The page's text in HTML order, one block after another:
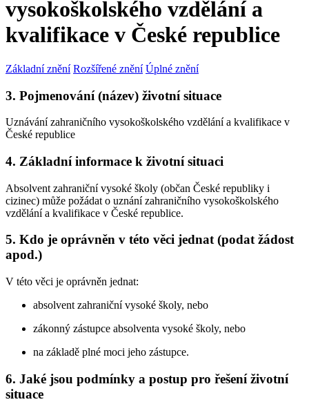
vysokoškolského vzdělání a
kvalifikace v České republice
Základní znění Rozšířené znění Úplné znění
3. Pojmenování (název) životní situace
Uznávání zahraničního vysokoškolského vzdělání a kvalifikace v
České republice
4. Základní informace k životní situaci
Absolvent zahraniční vysoké školy (občan České republiky i
cizinec) může požádat o uznání zahraničního vysokoškolského
vzdělání a kvalifikace v České republice.
5. Kdo je oprávněn v této věci jednat (podat žádost
apod.)
V této věci je oprávněn jednat:
absolvent zahraniční vysoké školy, nebo
zákonný zástupce absolventa vysoké školy, nebo
na základě plné moci jeho zástupce.
6. Jaké jsou podmínky a postup pro řešení životní
situace